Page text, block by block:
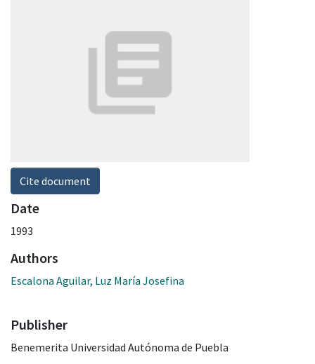
Cite document
Date
1993
Authors
Escalona Aguilar, Luz María Josefina
Publisher
Benemerita Universidad Autónoma de Puebla